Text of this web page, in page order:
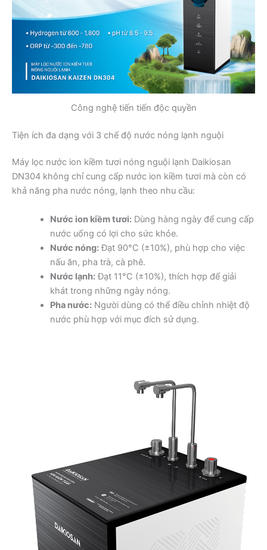
Công nghệ tiến tiến độc quyền
Tiện ích đa dạng với 3 chế độ nước nóng lạnh nguội
Máy lọc nước ion kiềm tươi nóng nguội lạnh Daikiosan
DN304 không chỉ cung cấp nước ion kiềm tươi mà còn có
khả năng pha nước nóng, lạnh theo nhu cầu:
Nước ion kiềm tươi:Dùng hàng ngày để cung cấp
nước uống có lợi cho sức khỏe.
Nước nóng:Đạt 90°C (±10%), phù hợp cho việc
nấu ăn, pha trà, cà phê.
Nước lạnh:Đạt 11°C (±10%), thích hợp để giải
khát trong những ngày nóng.
Pha nước:Người dùng có thể điều chỉnh nhiệt độ
nước phù hợp với mục đích sử dụng.